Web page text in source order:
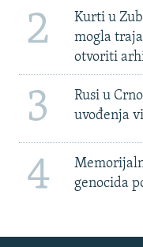
2
Kurti u
mogla
otvoriti
3
Rusi u
uvođenja
4
genocida